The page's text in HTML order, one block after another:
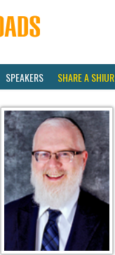
SPEAKERS SHARE A SHIUR